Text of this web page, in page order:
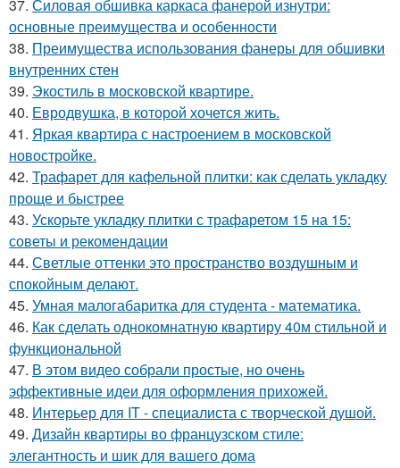
37. Силовая обшивка каркаса фанерой изнутри:
основные преимущества и особенности
38. Преимущества использования фанеры для обшивки
внутренних стен
39. Экостиль в московской квартире.
40. Евродвушка, в которой хочется жить.
41. Яркая квартира с настроением в московской
новостройке.
42. Трафарет для кафельной плитки: как сделать укладку
проще и быстрее
43. Ускорьте укладку плитки с трафаретом 15 на 15:
советы и рекомендации
44. Светлые оттенки это пространство воздушным и
спокойным делают.
45. Умная малогабаритка для студента - математика.
46. Как сделать однокомнатную квартиру 40м стильной и
функциональной
47. В этом видео собрали простые, но очень
эффективные идеи для оформления прихожей.
48. Интерьер для IT - специалиста с творческой душой.
49. Дизайн квартиры во французском стиле:
элегантность и шик для вашего дома